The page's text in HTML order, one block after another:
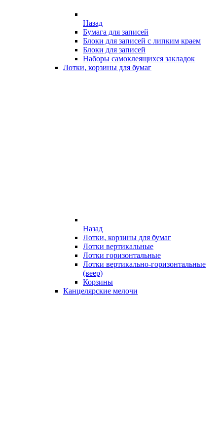
Назад
Бумага для записей
Блоки для записей с липким краем
Блоки для записей
Наборы самоклеящихся закладок
Лотки, корзины для бумаг
Назад
Лотки, корзины для бумаг
Лотки вертикальные
Лотки горизонтальные
Лотки вертикально-горизонтальные
(веер)
Корзины
Канцелярские мелочи